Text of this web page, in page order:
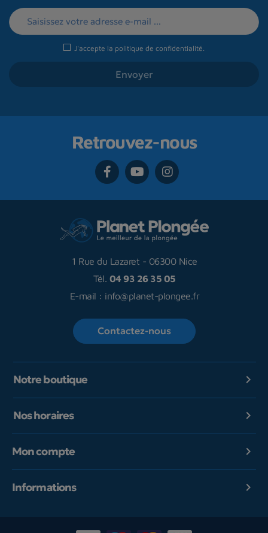
J'accepte la politique de confidentialité
Retrouvez-nous
1 Rue du Lazaret - 06300 Nice
Tél. 04 93 26 35 05
E-mail : info@planet-plongee.fr
Contactez-nous
Notre boutique 
Nos horaires 
Mon compte 
Informations 